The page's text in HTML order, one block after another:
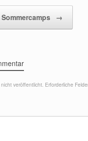
Sommercamps →
veröffentlicht. Erforderliche